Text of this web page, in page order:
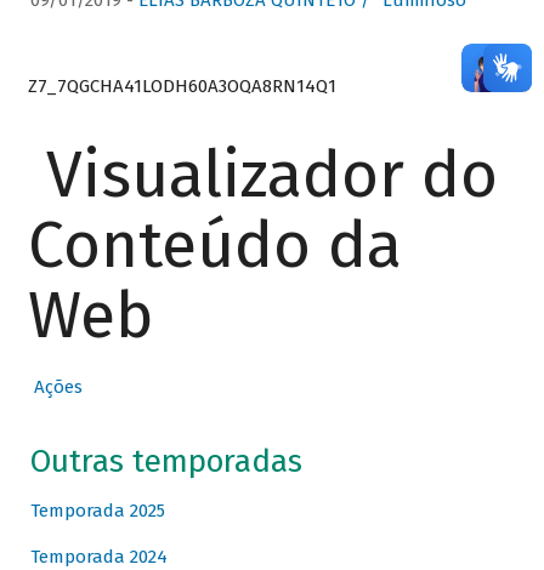
Z7_7QGCHA41LODH60A3OQA8RN14Q1
Visualizador do
Conteúdo da
Web
Ações
Outras temporadas
Temporada 2025
Temporada 2024